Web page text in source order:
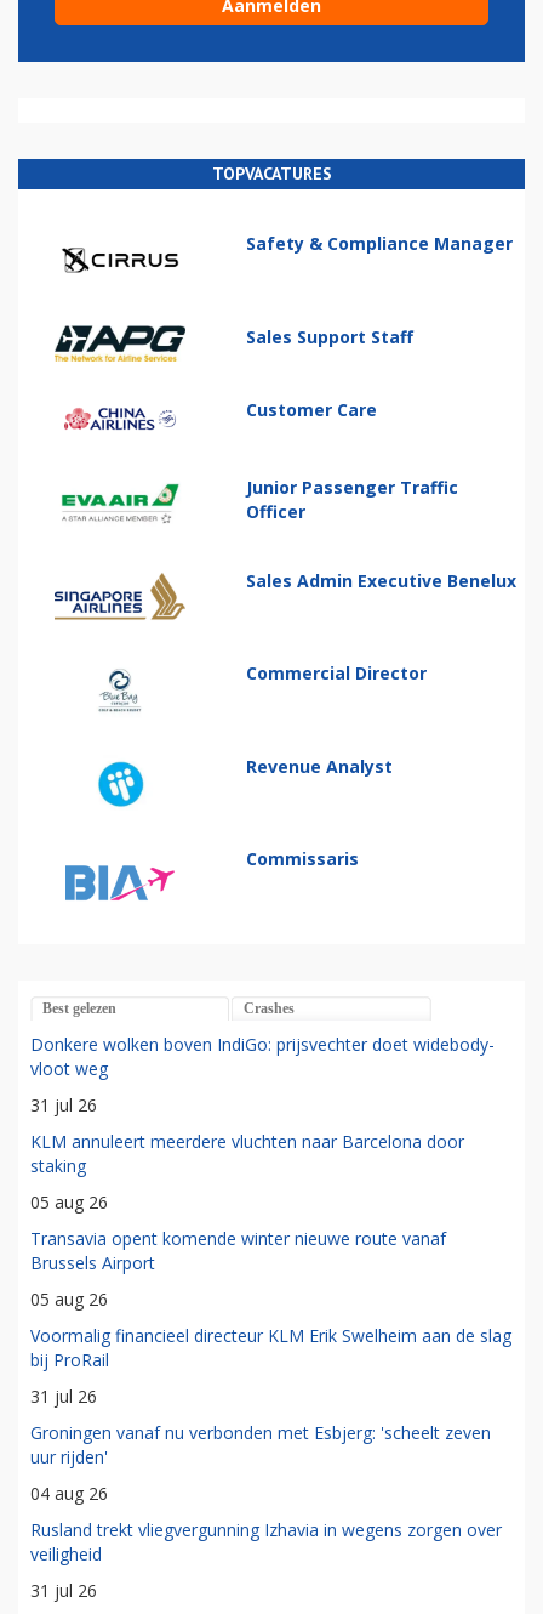
TOPVACATURES
Safety & Compliance Manager
Sales Support Staff
Customer Care
Junior Passenger Traffic
Officer
Sales Admin Executive Benelux
Commercial Director
Revenue Analyst
Commissaris
Best gelezen Crashes
Donkere wolken boven IndiGo: prijsvechter doet widebody-
vloot weg
31 jul 26
KLM annuleert meerdere vluchten naar Barcelona door
staking
05 aug 26
Transavia opent komende winter nieuwe route vanaf
Brussels Airport
05 aug 26
Voormalig financieel directeur KLM Erik Swelheim aan de slag
bij ProRail
31 jul 26
Groningen vanaf nu verbonden met Esbjerg: 'scheelt zeven
uur rijden'
04 aug 26
Rusland trekt vliegvergunning Izhavia in wegens zorgen over
veiligheid
31 jul 26